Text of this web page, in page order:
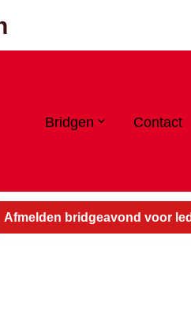
Bridgen Contact
Afmelden bridgeavond voor